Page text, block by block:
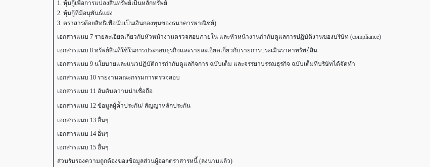
1. หุ้นกู้เพื่อการแปลงสินทรัพย์เป็นหลักทรัพย์
2. หุ้นกู้ที่มีอนุพันธ์แฝง
3. ตราสารด้อยสิทธิเพื่อนับเป็นเงินกองทุนของธนาคารพาณิชย์)
เอกสารแนบ 7 รายละเอียดเกี่ยวกับหัวหน้างานตรวจสอบภายใน และหัวหน้างานกำกับดูแลการปฏิบัติงานของบริษัท (compliance)
เอกสารแนบ 8 ทรัพย์สินที่ใช้ในการประกอบธุรกิจและรายละเอียดเกี่ยวกับรายการประเมินราคาทรัพย์สิน
เอกสารแนบ 9 นโยบายและแนวปฏิบัติการกำกับดูแลกิจการ ฉบับเต็ม และจรรยาบรรณธุรกิจ ฉบับเต็มที่บริษัทได้จัดทำ
เอกสารแนบ 10 รายงานคณะกรรมการตรวจสอบ
เอกสารแนบ 11 อันดับความน่าเชื่อถือ
เอกสารแนบ 12 ข้อมูลผู้ค้ำประกัน/ สัญญาหลักประกัน
เอกสารแนบ 13 อื่นๆ
เอกสารแนบ 14 อื่นๆ
เอกสารแนบ 15 อื่นๆ
ส่วนรับรองความถูกต้องของข้อมูลส่วนผู้ออกตราสารหนี้ (ลงนามแล้ว)